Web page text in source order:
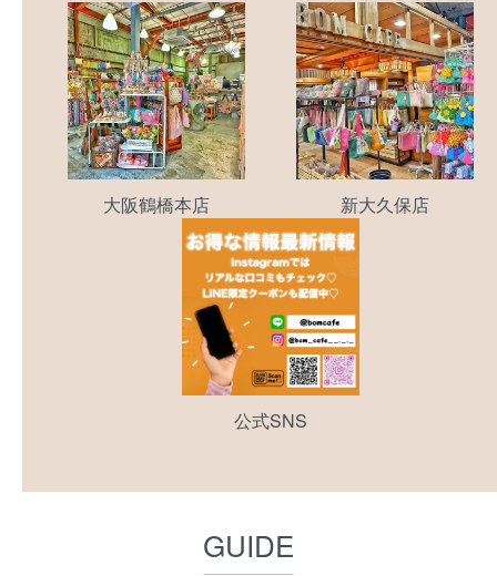
大阪鶴橋本店 新大久保店
公式SNS
GUIDE